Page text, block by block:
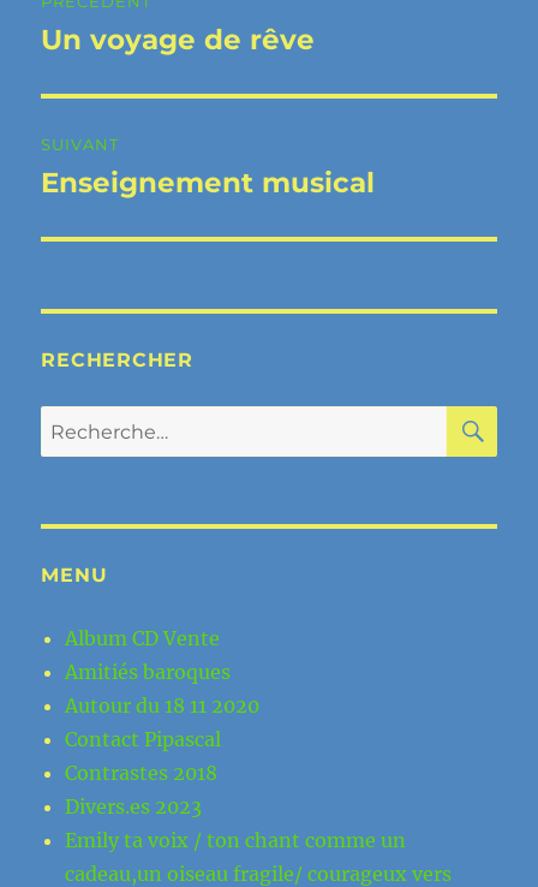
de
Publication
Un voyage de rêve
SUIVANT
Publication
Enseignement musical
RECHERCHER
Recherche
pour :
MENU
Album CD Vente
Amitiés baroques
Autour du 18 11 2020
Contact Pipascal
Contrastes 2018
Divers.es 2023
Emily ta voix / ton chant comme un
cadeau,un oiseau fragile/ courageux vers